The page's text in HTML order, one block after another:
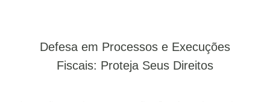
Defesa em Processos e Execuções
Fiscais: Proteja Seus Direitos